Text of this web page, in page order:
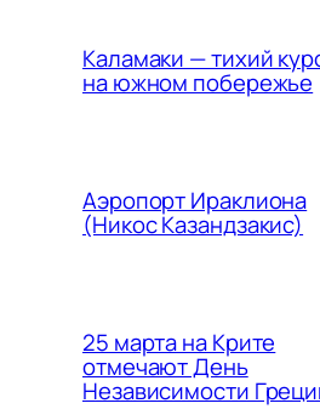
Каламаки — тихий
на южном побережье
Аэропорт Ираклиона
(Никос Казандзакис)
25 марта на Крите
отмечают День
Независимости